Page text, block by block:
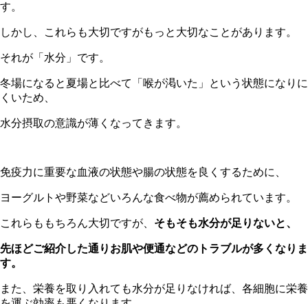
す。
しかし、これらも大切ですがもっと大切なことがあります。
それが「水分」です。
冬場になると夏場と比べて「喉が渇いた」という状態になりに
くいため、
水分摂取の意識が薄くなってきます。
免疫力に重要な血液の状態や腸の状態を良くするために、
ヨーグルトや野菜などいろんな食べ物が薦められています。
これらももちろん大切ですが、 そもそも水分が足りないと、
先ほどご紹介した通りお肌や便通などのトラブルが多くなりま
す。
また、栄養を取り入れても水分が足りなければ、各細胞に栄養